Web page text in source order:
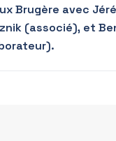
Brugère avec
(associé), et